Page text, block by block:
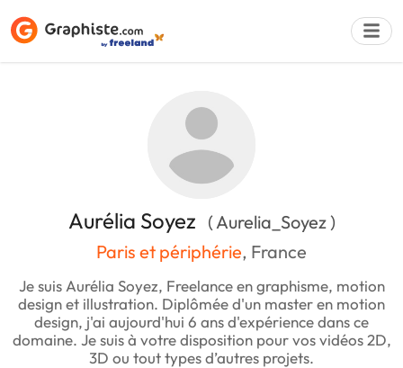
Aurélia Soyez ( Aurelia_Soyez )
Paris et périphérie, France
Je suis Aurélia Soyez, Freelance en graphisme, motion
design et illustration. Diplômée d'un master en motion
design, j'ai aujourd'hui 6 ans d'expérience dans ce
domaine. Je suis à votre disposition pour vos vidéos 2D,
3D ou tout types d’autres projets.